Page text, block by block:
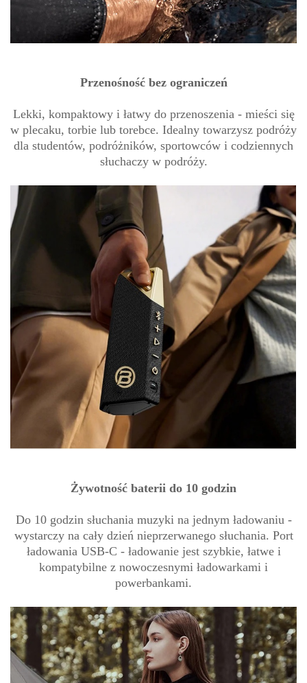
Przenośność bez ograniczeń
Lekki, kompaktowy i łatwy do przenoszenia - mieści się
w plecaku, torbie lub torebce. Idealny towarzysz podróży
dla studentów, podróżników, sportowców i codziennych
słuchaczy w podróży.
Żywotność baterii do 10 godzin
Do 10 godzin słuchania muzyki na jednym ładowaniu -
wystarczy na cały dzień nieprzerwanego słuchania. Port
ładowania USB-C - ładowanie jest szybkie, łatwe i
kompatybilne z nowoczesnymi ładowarkami i
powerbankami.